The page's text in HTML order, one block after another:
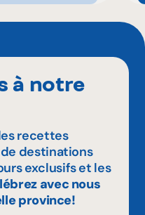
à notre
recettes
destinations
exclusifs et les
avec nous
province!